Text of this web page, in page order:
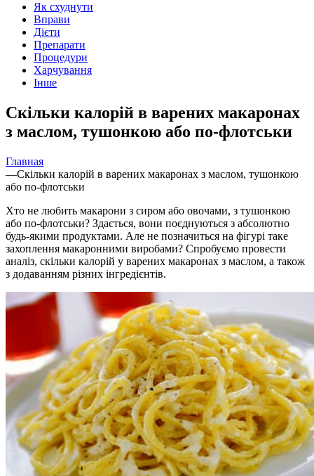
Як схуднути
Вправи
Дієти
Препарати
Процедури
Харчування
Інше
Скільки калорій в варених макаронах
з маслом, тушонкою або по-флотськи
Главная
—Скільки калорій в варених макаронах з маслом, тушонкою
або по-флотськи
Хто не любить макарони з сиром або овочами, з тушонкою
або по-флотськи? Здається, вони поєднуються з абсолютно
будь-якими продуктами. Але не позначиться на фігурі таке
захоплення макаронними виробами? Спробуємо провести
аналіз, скільки калорій у варених макаронах з маслом, а також
з додаванням різних інгредієнтів.